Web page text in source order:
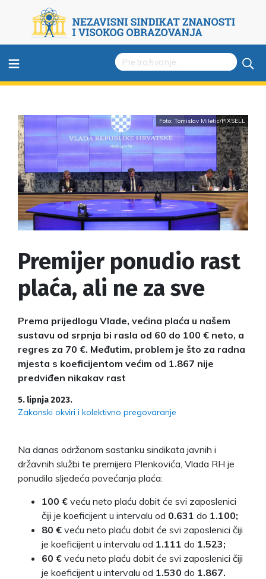
≡
Foto: Tomislav Miletic/PIXSELL
Premijer ponudio rast
plaća, ali ne za sve
Prema prijedlogu Vlade, većina plaća u našem
sustavu od srpnja bi rasla od 60 do 100 € neto, a
regres za 70 €. Međutim, problem je što za radna
mjesta s koeficijentom većim od 1.867 nije
predviđen nikakav rast
5. lipnja 2023.
Zakonski okviri i kolektivno pregovaranje
Na danas održanom sastanku sindikata javnih i
državnih službi te premijera Plenkovića, Vlada RH je
ponudila sljedeća povećanja plaća:
100 € veću neto plaću dobit će svi zaposlenici
čiji je koeficijent u intervalu od 0.631 do 1.100;
80 € veću neto plaću dobit će svi zaposlenici čiji
je koeficijent u intervalu od 1.111 do 1.523;
60 € veću neto plaću dobit će svi zaposlenici čiji
je koeficijent u intervalu od 1.530 do 1.867.